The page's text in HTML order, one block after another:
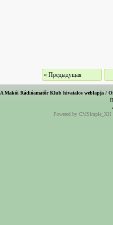
« Предыдущая
A Makói Rádióamatőr Klub hivatalos weblapja /
Powered by CMSimple_XH